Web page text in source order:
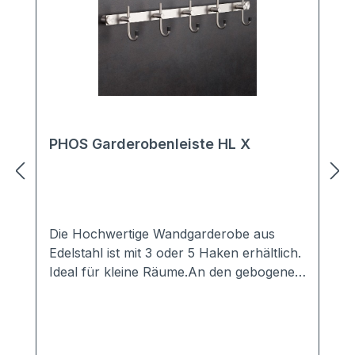
PHOS Garderobenleiste HL X
Die Hochwertige Wandgarderobe aus
Edelstahl ist mit 3 oder 5 Haken erhältlich.
Ideal für kleine Räume.An den gebogenen